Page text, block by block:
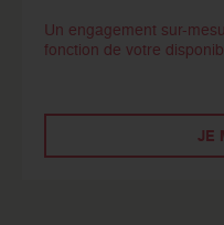
Un engagement sur-
fonction de votre
JE